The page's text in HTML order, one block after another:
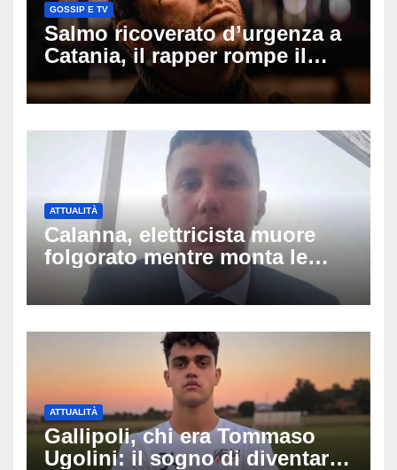
GOSSIP E TV
Salmo ricoverato d’urgenza a
Catania, il rapper rompe il
silenzio dopo la notte in
ospedale: come sta e cosa
ATTUALITÀ
Calanna, elettricista muore
folgorato mentre monta le
luminarie della festa: chi era
Fabio Calabrò e cosa è
ATTUALITÀ
Gallipoli, chi era Tommaso
Ugolini: il sogno di diventare